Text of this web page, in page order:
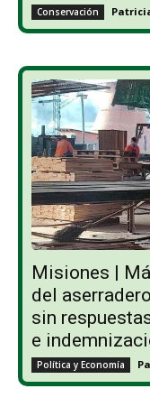
Conservación
Misiones |
del
sin
e
Política y Economía